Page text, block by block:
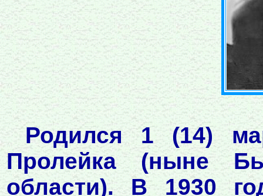
Родился 1 (14)
Пролейка (ныне
области). В 1930